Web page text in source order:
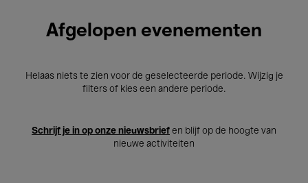
Afgelopen evenementen
Helaas niets te zien voor de geselecteerde periode. Wijzig je
filters of kies een andere periode.
Schrijf je in op onze nieuwsbrief en blijf op de hoogte van
nieuwe activiteiten